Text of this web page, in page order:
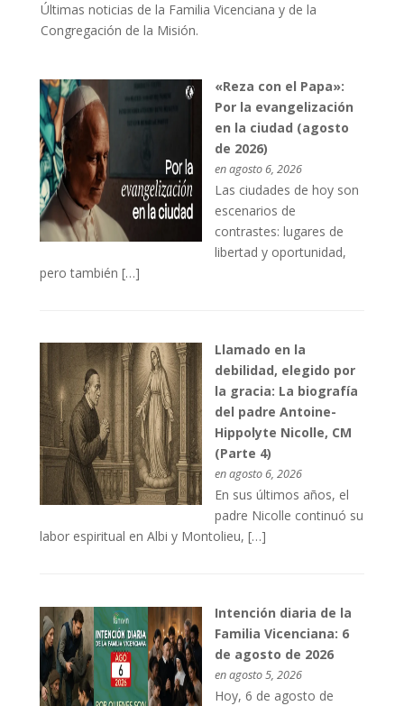
Últimas noticias de la Familia Vicenciana y de la
Congregación de la Misión.
«Reza con el Papa»:
Por la evangelización
en la ciudad (agosto
de 2026)
en agosto 6, 2026
Las ciudades de hoy son
escenarios de
contrastes: lugares de
libertad y oportunidad,
pero también […]
Llamado en la
debilidad, elegido por
la gracia: La biografía
del padre Antoine-
Hippolyte Nicolle, CM
(Parte 4)
en agosto 6, 2026
En sus últimos años, el
padre Nicolle continuó su
labor espiritual en Albi y Montolieu, […]
Intención diaria de la
Familia Vicenciana: 6
de agosto de 2026
en agosto 5, 2026
Hoy, 6 de agosto de